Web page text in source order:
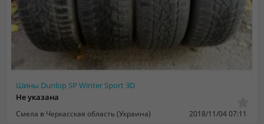
Шины Dunlop SP Winter Sport 3D
Не указана
Смела в Черкасская область (Украина) 2018/11/04 07:11